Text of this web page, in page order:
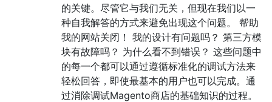
的关键。尽管它与我们无关，但现在我们以一
种自我解答的方式来避免出现这个问题。 帮助
我的网站关闭！ 我的设计有问题吗？ 第三方模
块有故障吗？ 为什么看不到错误？ 这些问题中
的每一个都可以通过遵循标准化的调试方法来
轻松回答，即使最基本的用户也可以完成。通
过消除调试Magento商店的基础知识的过程。